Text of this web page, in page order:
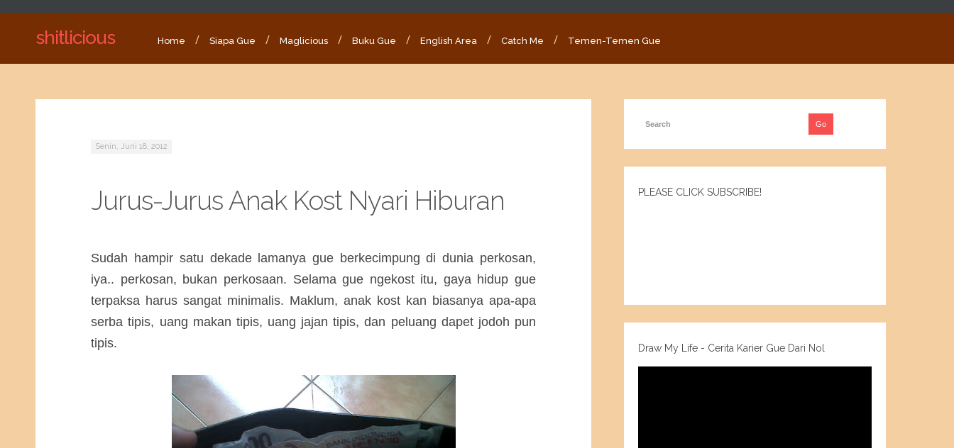
shitlicious Home Siapa Gue Maglicious Buku Gue English Area Catch Me Temen-Temen Gue
Senin, Juni 18, 2012
Jurus-Jurus Anak Kost Nyari Hiburan
Sudah hampir satu dekade lamanya gue berkecimpung di dunia perkosan,
iya.. perkosan, bukan perkosaan. Selama gue ngekost itu, gaya hidup gue
terpaksa harus sangat minimalis. Maklum, anak kost kan biasanya apa-apa
serba tipis, uang makan tipis, uang jajan tipis, dan peluang dapet jodoh pun
tipis.
PLEASE CLICK SUBSCRIBE!
Draw My Life - Cerita Karier Gue Dari Nol